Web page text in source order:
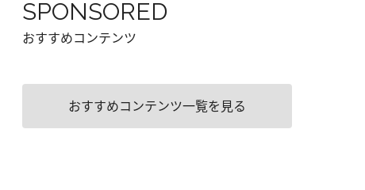
SPONSORED
おすすめコンテンツ
おすすめコンテンツ一覧を見る